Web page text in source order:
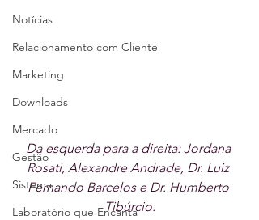
Notícias
Relacionamento com Cliente
Marketing
Downloads
Mercado
Gestão
Sistema
Laboratório que Encanta
Da esquerda para a direita: Jordana
Rosati, Alexandre Andrade, Dr. Luiz
Fernando Barcelos e Dr. Humberto
Tibúrcio.